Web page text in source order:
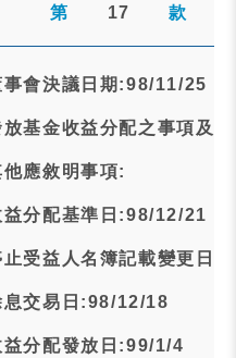
第 17 款
事會決議日期:98/11/25
基金收益分配之事項及
應敘明事項:
益分配基準日:98/12/21
止受益人名簿記載變更日
息交易日:98/12/18
益分配發放日:99/1/4